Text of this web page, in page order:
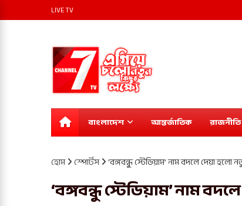
LIVE TV
বাংলাদেশ আন্তর্জাতিক রাজনীতি
হোম স্পোর্টস ‘বঙ্গবন্ধু স্টেডিয়াম’ নাম বদলে দেয়া হলো
‘বঙ্গবন্ধু স্টেডিয়াম’ নাম